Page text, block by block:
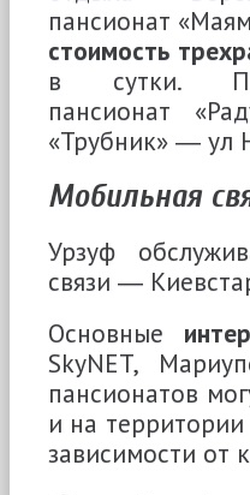
пансионат
стоимость
в сутки.
пансионат
«Трубник» ― ул
Мобильная
Урзуф
связи ―
Основные
SkyNET,
пансионатов
и на
зависимости от